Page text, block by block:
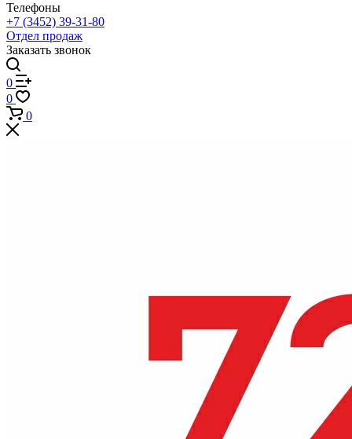
Телефоны
+7 (3452) 39-31-80
Отдел продаж
Заказать звонок
0
0
0